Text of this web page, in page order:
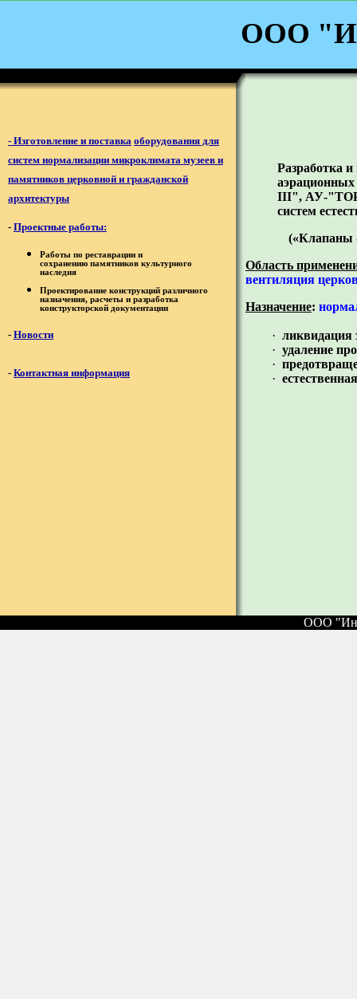
ООО "
- Изготовление и поставка оборудования для
систем нормализации микроклимата музеев и
памятников церковной и гражданской
архитектуры
- Проектные работы:
Работы по реставрации и
сохранению памятников культурного
наследия
Проектирование конструкций различного
назначения, расчеты и разработка
конструкторской документации
- Новости
- Контактная информация
Разработка и
III", АУ-"
систем
(«Клапаны
Область
вентиляция
Назначение:
· ликвидация
· удаление
·
·
ООО